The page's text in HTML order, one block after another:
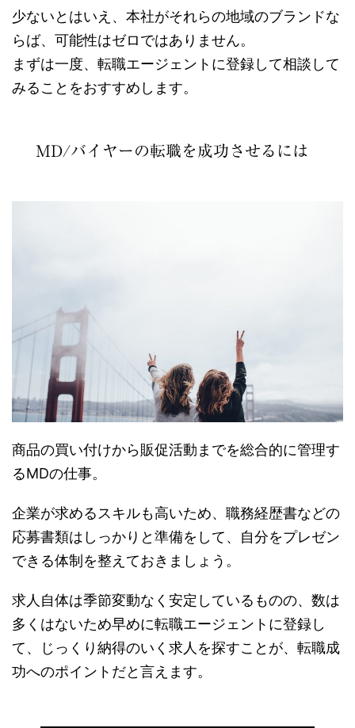
少ないとはいえ、本社がそれらの地域のブランドな
らば、可能性はゼロではありません。
まずは一度、転職エージェントに登録して相談して
みることをおすすめします。
MD/バイヤーの転職を成功させるには
商品の買い付けから販促活動までを総合的に管理す
るMDの仕事。
企業が求めるスキルも高いため、職務経歴書などの
応募書類はしっかりと準備をして、自分をプレゼン
できる体制を整えておきましょう。
求人自体は季節変動なく安定しているものの、数は
多くはないため早めに転職エージェントに登録し
て、じっくり納得のいく求人を探すことが、転職成
功へのポイントだと言えます。